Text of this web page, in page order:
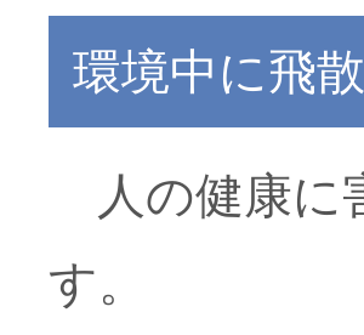
環境中に飛
人の健康
す。